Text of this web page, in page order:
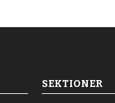
e
SEKTIONER